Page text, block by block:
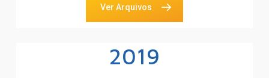
Ver Arquivos
2019